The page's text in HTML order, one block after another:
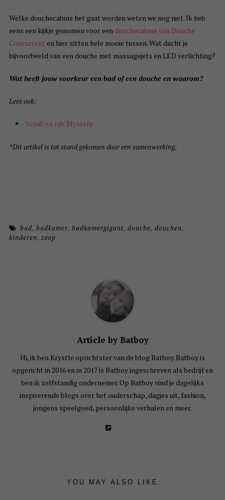
Welke douchecabine het gaat worden weten we nog niet. Ik heb
eens een kijkje genomen voor een douchecabine van Douche
Concurrent en hier zitten hele mooie tussen. Wat dacht je
bijvoorbeeld van een douche met massagejets en LED verlichting?
Wat heeft jouw voorkeur een bad of een douche en waarom?
Lees ook:
Scrub en rub Mystery
*Dit artikel is tot stand gekomen door een samenwerking.
bad,badkamer,badkamergigant,douche,douchen,
kinderen, zeep
Article by Batboy
Hi, ik ben Krystle oprichtster van de blog Batboy. Batboy is
opgericht in 2016 en in 2017 is Batboy ingeschreven als bedrijf en
ben ik zelfstandig ondernemer. Op Batboy vind je dagelijks
inspirerende blogs over het ouderschap, dagjes uit, fashion,
jongens speelgoed, persoonlijke verhalen en meer.
YOU MAY ALSO LIKE